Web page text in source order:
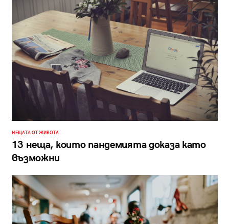
НЕЩАТА ОТ ЖИВОТА
13 неща, които пандемията доказа като
възможни